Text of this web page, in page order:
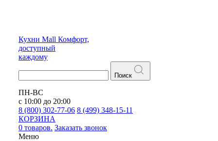
Кухни Mall Комфорт,
доступный
каждому
Поиск
ПН-ВС
с 10:00 до 20:00
8 (800) 302-77-06 8 (499) 348-15-11
КОРЗИНА
0 товаров. Заказать звонок
Меню